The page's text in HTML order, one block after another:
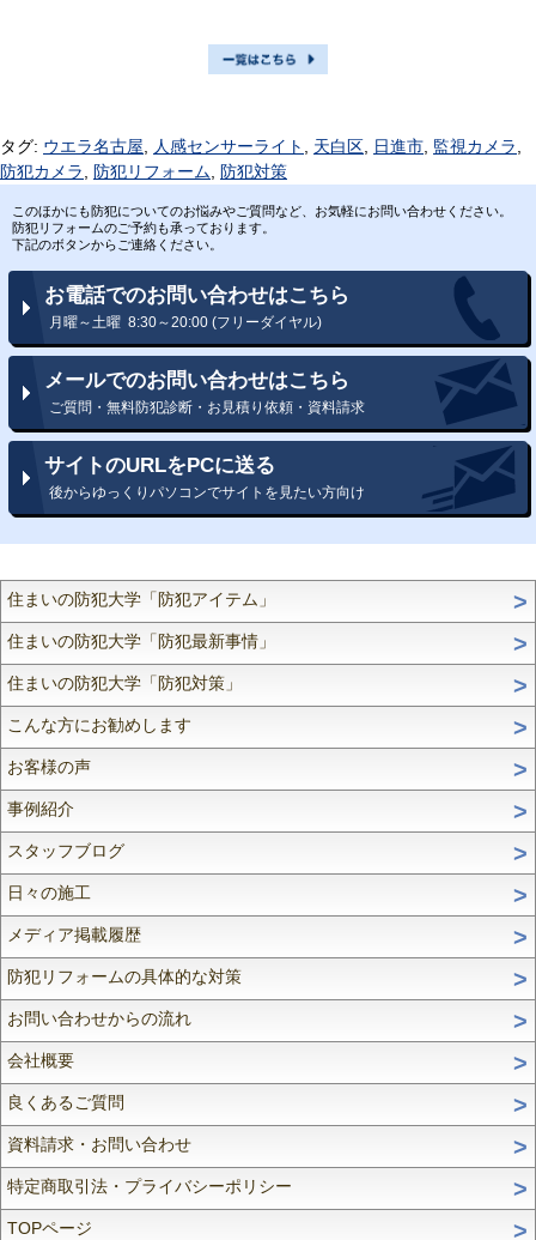
タグ: ウエラ名古屋, 人感センサーライト , 天白区, 日進市, 監視カメラ,
防犯カメラ, 防犯リフォーム, 防犯対策
このほかにも防犯についてのお悩みやご質問など、お気軽にお問い合わせください。
防犯リフォームのご予約も承っております。
下記のボタンからご連絡ください。
お電話でのお問い合わせはこちら
月曜～土曜 8:30～20:00 (フリーダイヤル)
メールでのお問い合わせはこちら
ご質問・無料防犯診断・お見積り依頼・資料請求
サイトのURLをPCに送る
後からゆっくりパソコンでサイトを見たい方向け
住まいの防犯大学「防犯アイテム」
住まいの防犯大学「防犯最新事情」
住まいの防犯大学「防犯対策」
こんな方にお勧めします
お客様の声
事例紹介
スタッフブログ
日々の施工
メディア掲載履歴
防犯リフォームの具体的な対策
お問い合わせからの流れ
会社概要
良くあるご質問
資料請求・お問い合わせ
特定商取引法・プライバシーポリシー
TOPページ